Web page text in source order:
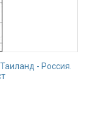
- Россия.